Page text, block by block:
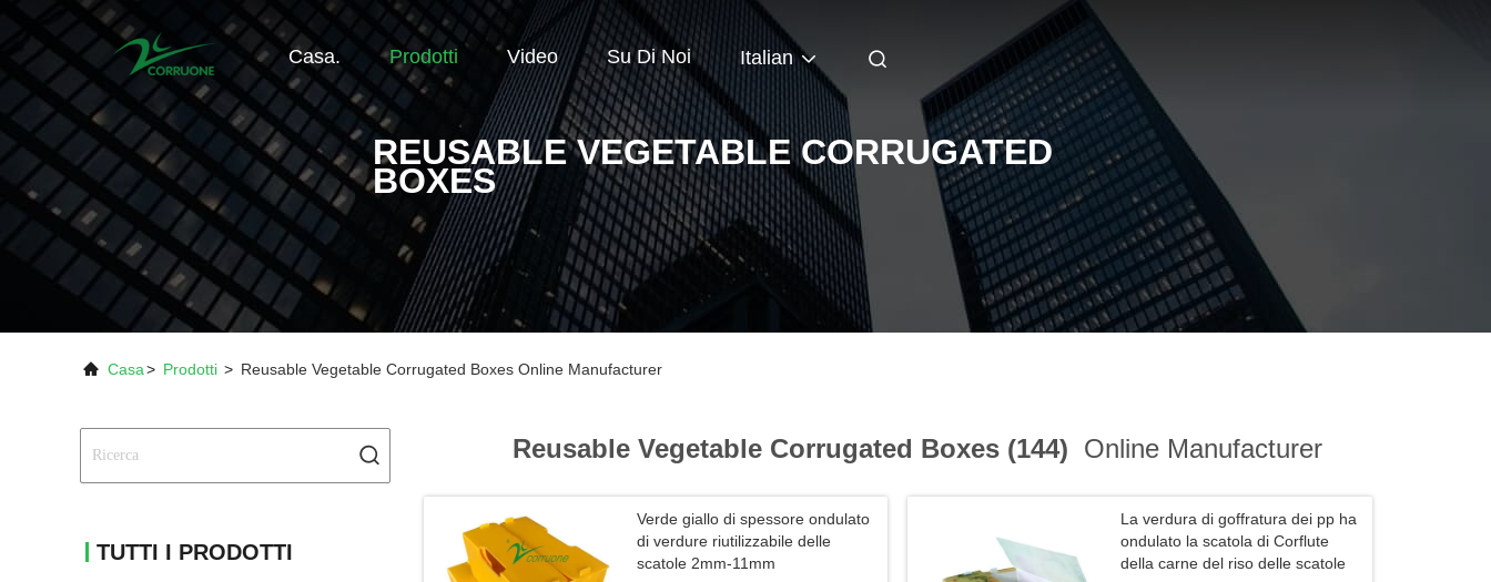
Casa. Prodotti Video Su Di Noi Italian
REUSABLE VEGETABLE CORRUGATED
BOXES
Casa> Prodotti > Reusable Vegetable Corrugated Boxes Online Manufacturer
TUTTI I PRODOTTI
Reusable Vegetable Corrugated Boxes (144) Online Manufacturer
Verde giallo di spessore ondulato
di verdure riutilizzabile delle
scatole 2mm-11mm
La verdura di goffratura dei pp ha
ondulato la scatola di Corflute
della carne del riso delle scatole